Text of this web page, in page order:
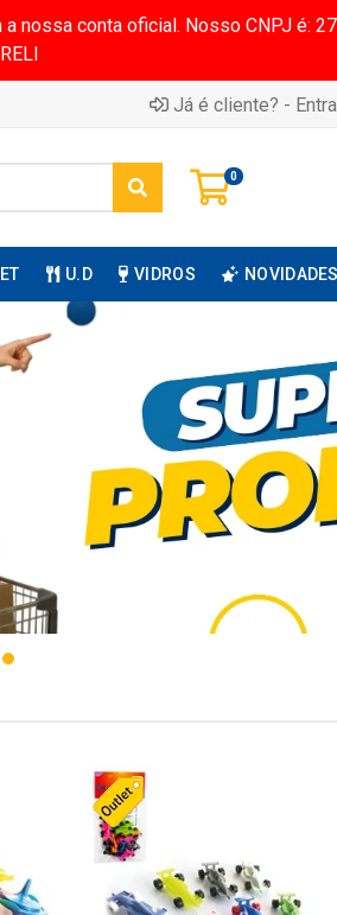
nossa conta oficial. Nosso CNPJ é:
Já é cliente? -
0
U.D VIDROS NOVIDADES